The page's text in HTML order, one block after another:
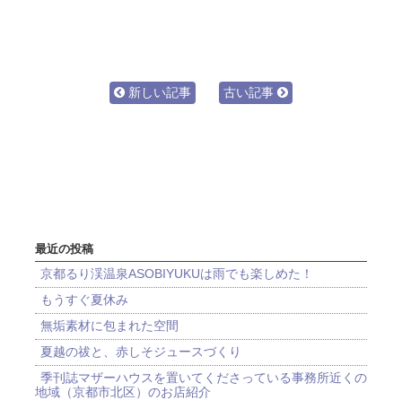
新しい記事 古い記事
最近の投稿
京都るり渓温泉ASOBIYUKUは雨でも楽しめた！
もうすぐ夏休み
無垢素材に包まれた空間
夏越の祓と、赤しそジュースづくり
季刊誌マザーハウスを置いてくださっている事務所近くの
地域（京都市北区）のお店紹介